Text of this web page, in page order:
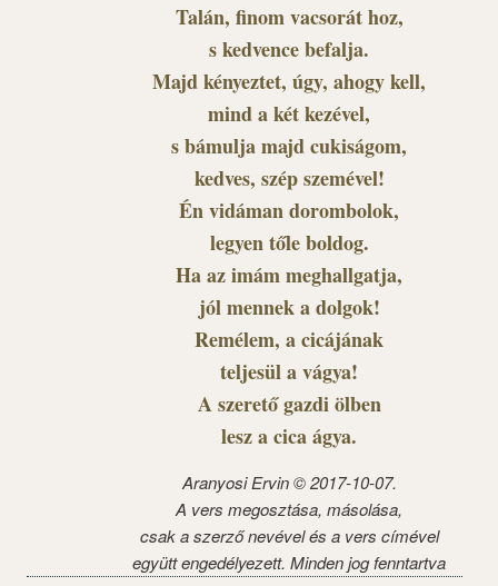
Talán, finom vacsorát hoz,
s kedvence befalja.
Majd kényeztet, úgy, ahogy kell,
mind a két kezével,
s bámulja majd cukiságom,
kedves, szép szemével!
Én vidáman dorombolok,
legyen tőle boldog.
Ha az imám meghallgatja,
jól mennek a dolgok!
Remélem, a cicájának
teljesül a vágya!
A szerető gazdi ölben
lesz a cica ágya.
Aranyosi Ervin © 2017-10-07.
A vers megosztása, másolása,
csak a szerző nevével és a vers címével
együtt engedélyezett. Minden jog fenntartva